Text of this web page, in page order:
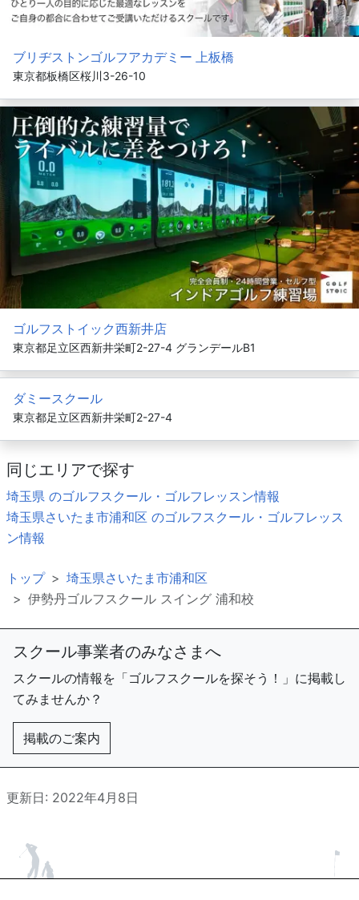
ブリヂストンゴルフアカデミー 上板橋
東京都板橋区桜川3-26-10
ゴルフストイック西新井店
東京都足立区西新井栄町2-27-4 グランデールB1
ダミースクール
東京都足立区西新井栄町2-27-4
同じエリアで探す
埼玉県 のゴルフスクール・ゴルフレッスン情報
埼玉県さいたま市浦和区 のゴルフスクール・ゴルフレッス
ン情報
トップ
埼玉県さいたま市浦和区
伊勢丹ゴルフスクール スイング 浦和校
スクール事業者のみなさまへ
スクールの情報を「ゴルフスクールを探そう！」に掲載し
てみませんか？
掲載のご案内
更新日: 2022年4月8日